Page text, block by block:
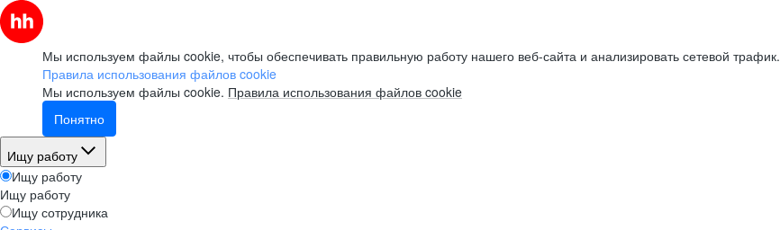
Мы используем файлы cookie, чтобы обеспечивать правильную работу нашего веб-сайта и анализировать сетевой трафик.
Правила использования файлов cookie
Мы используем файлы cookie. Правила использования файлов cookie
Понятно
Ищу работу
Ищу работу
Ищу работу
Ищу сотрудника